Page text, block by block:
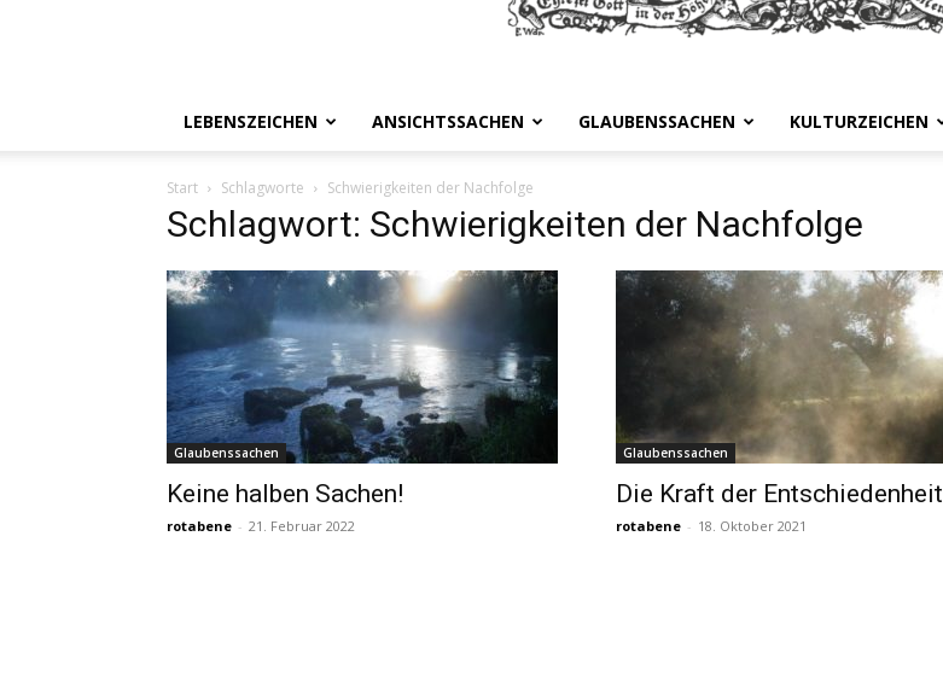
Sonntagsblatt
LEBENSZEICHEN ANSICHTSSACHEN GLAUBENSSACHEN KULTURZEICHEN
Start Schlagworte Schwierigkeiten der Nachfolge
Schlagwort: Schwierigkeiten der Nachfolge
Glaubenssachen
Keine halben Sachen!
rotabene - 21. Februar 2022
Glaubenssachen
Die Kraft der Entschiedenheit
rotabene - 18. Oktober 2021